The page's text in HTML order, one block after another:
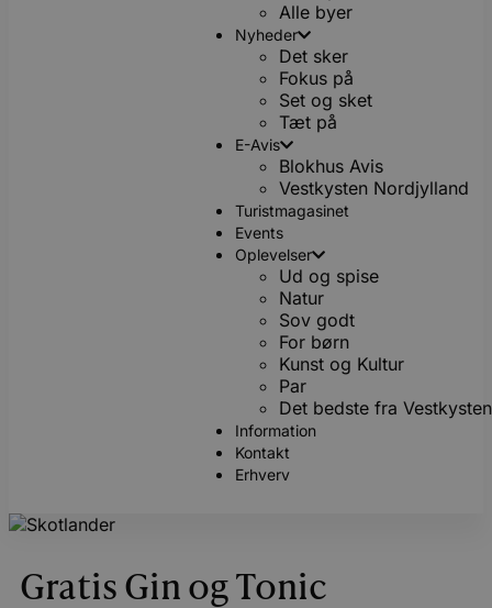
Alle byer
Nyheder
Det sker
Fokus på
Set og sket
Tæt på
E-Avis
Blokhus Avis
Vestkysten Nordjylland
Turistmagasinet
Events
Oplevelser
Ud og spise
Natur
Sov godt
For børn
Kunst og Kultur
Par
Det bedste fra Vestkysten
Information
Kontakt
Erhverv
Gratis Gin og Tonic